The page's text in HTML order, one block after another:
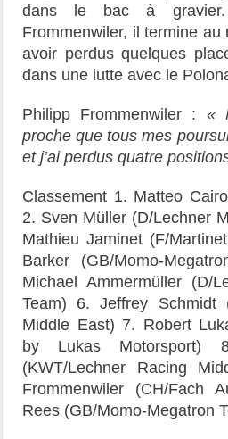
dans le bac à
Frommenwiler, il termine au
avoir perdus quelques
dans une lutte avec le
Philipp Frommenwiler : «
proche que tous mes
et j’ai perdus quatre
Classement 1. Matteo
2. Sven Müller (D/Lechner
Mathieu Jaminet (F/
Barker (GB/Momo-
Michael Ammermüller (D/
Team) 6. Jeffrey Schmidt
Middle East) 7. Robert
by Lukas Motorsport)
(KWT/Lechner Racing
Frommenwiler (CH/Fach
Rees (GB/Momo-Megatron